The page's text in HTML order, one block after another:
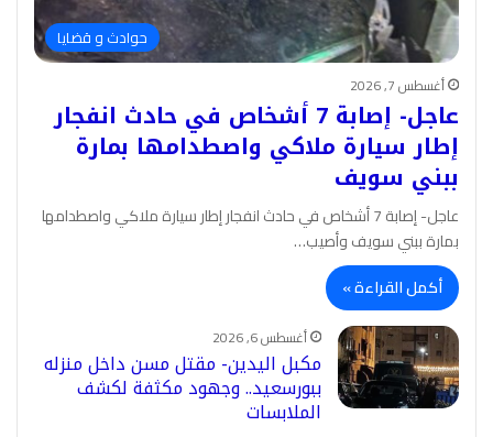
حوادث و قضايا
أغسطس 7, 2026
عاجل- إصابة 7 أشخاص في حادث انفجار
إطار سيارة ملاكي واصطدامها بمارة
ببني سويف
عاجل- إصابة 7 أشخاص في حادث انفجار إطار سيارة ملاكي واصطدامها
بمارة ببني سويف وأصيب…
أكمل القراءة »
أغسطس 6, 2026
مكبل اليدين- مقتل مسن داخل منزله
ببورسعيد.. وجهود مكثفة لكشف
الملابسات